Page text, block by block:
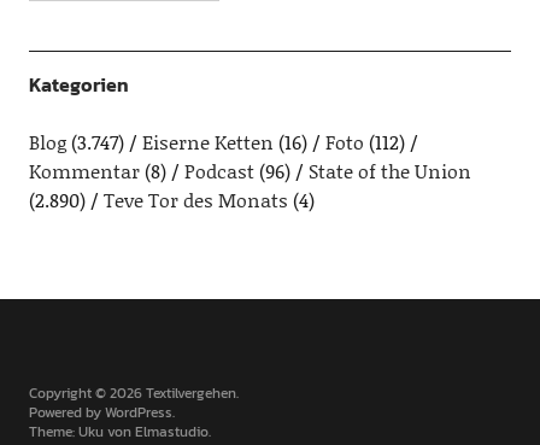
Kategorien
Blog(3.747) Eiserne Ketten (16) Foto (112)
Kommentar(8) Podcast(96)
State of the Union
(2.890)
Teve Tor des Monats (4)
Copyright © 2026 Textilvergehen
Powered byWordPress
Theme: Uku vonElmastudio